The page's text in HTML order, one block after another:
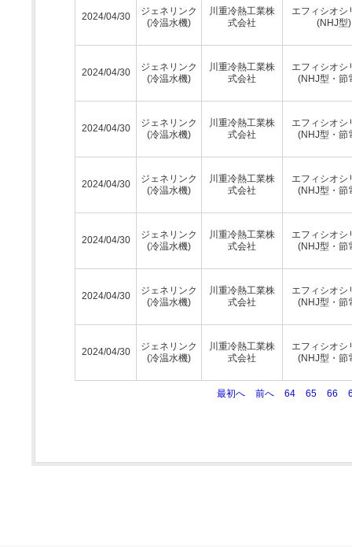
2024/04/30
ジェネリンク
(冷温水機)
川重冷熱工業株
式会社
エフィシオシ
(NHJ型)
2024/04/30
ジェネリンク
(冷温水機)
川重冷熱工業株
式会社
エフィシオシ
(NHJ型・節
2024/04/30
ジェネリンク
(冷温水機)
川重冷熱工業株
式会社
エフィシオシ
(NHJ型・節
2024/04/30
ジェネリンク
(冷温水機)
川重冷熱工業株
式会社
エフィシオシ
(NHJ型・節
2024/04/30
ジェネリンク
(冷温水機)
川重冷熱工業株
式会社
エフィシオシ
(NHJ型・節
2024/04/30
ジェネリンク
(冷温水機)
川重冷熱工業株
式会社
エフィシオシ
(NHJ型・節
2024/04/30
ジェネリンク
(冷温水機)
川重冷熱工業株
式会社
エフィシオシ
(NHJ型・節
最初へ 前へ 64 65 66